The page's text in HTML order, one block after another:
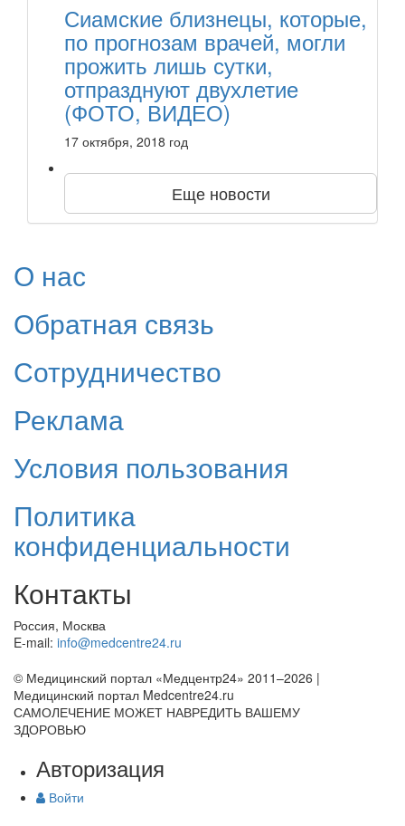
Сиамские близнецы, которые,
по прогнозам врачей, могли
прожить лишь сутки,
отпразднуют двухлетие
(ФОТО, ВИДЕО)
17 октября, 2018 год
Еще новости
О нас
Обратная связь
Сотрудничество
Реклама
Условия пользования
Политика
конфиденциальности
Контакты
Россия, Москва
E-mail: info@medcentre24.ru
© Медицинский портал «Медцентр24» 2011–2026 |
Медицинский портал Medcentre24.ru
САМОЛЕЧЕНИЕ МОЖЕТ НАВРЕДИТЬ ВАШЕМУ
ЗДОРОВЬЮ
Авторизация
Войти